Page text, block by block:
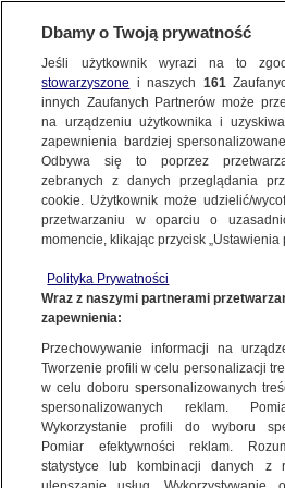
FAKTY | ZOBACZ FAKTY
Adam Bodnar przedstawił plan
NAJNOWSZE
ZOBACZ FAKTY
FAKTY PO FAKTACH
FAKTY O ŚWIECIE
WIĘCEJ
KANAŁY
Dzień
Jedno konto do
Dbamy o Twoją prywatność
Jeśli użytkownik wyrazi na to
stowarzyszone i naszych 161
innych Zaufanych Partnerów może
na urządzeniu użytkownika i
zapewnienia bardziej
Odbywa się to poprzez
zebranych z danych przeglądania
cookie. Użytkownik może udzielić/
przetwarzaniu w oparciu o
momencie, klikając przycisk „Ustawienia
Polityka Prywatności
Wraz z naszymi partnerami
zapewnienia:
Przechowywanie informacji na
Tworzenie profili w celu personalizacji
w celu doboru spersonalizowanych
spersonalizowanych reklam.
Wykorzystanie profili do wyboru
Pomiar efektywności reklam.
statystyce lub kombinacji danych z